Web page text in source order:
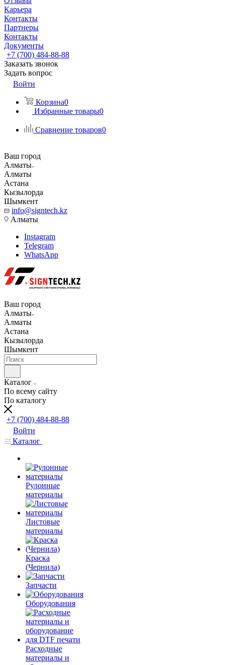
Карьера
Контакты
Партнеры
Контакты
Документы
+7 (700) 484-88-88
Заказать звонок
Задать вопрос
Войти
Корзина0
Избранные товары0
Сравнение товаров0
Ваш город
Алматы
Алматы
Астана
Кызылорда
Шымкент
info@signtech.kz
Алматы
Instagram
Telegram
WhatsApp
Ваш город
Алматы
Алматы
Астана
Кызылорда
Шымкент
Каталог
По всему сайту
По каталогу
+7 (700) 484-88-88
Войти
Каталог
Рулонные
материалы
Листовые
материалы
Краска
(Чернила)
Запчасти
Оборудования
Расходные
материалы и